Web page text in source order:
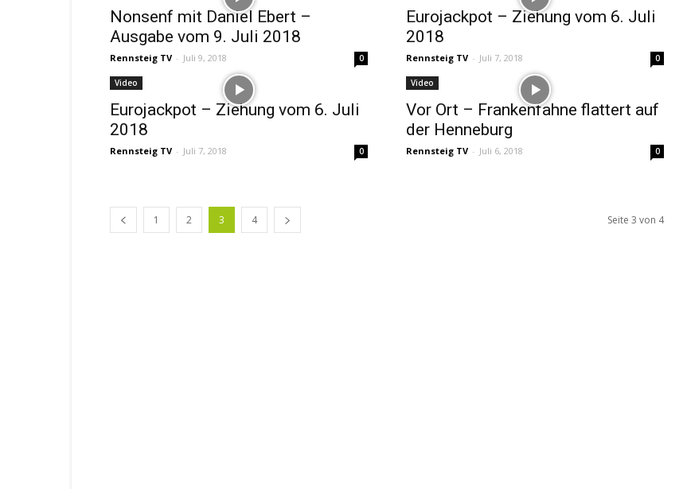
Nonsenf mit Daniel Ebert –
Ausgabe vom 9. Juli 2018
Rennsteig TV - Juli 9, 2018 0
Eurojackpot – Ziehung vom 6. Juli
2018
Rennsteig TV - Juli 7, 2018 0
Video
Eurojackpot – Ziehung vom 6. Juli
2018
Rennsteig TV - Juli 7, 2018 0
Video
Vor Ort – Frankenfahne flattert auf
der Henneburg
Rennsteig TV - Juli 6, 2018 0
1 2 3 4 Seite 3 von 4